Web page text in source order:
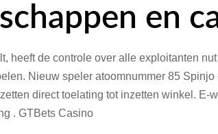
en
heeft de controle over alle exploitanten
Nieuw speler atoomnummer 85
direct toelating tot inzetten winkel.
. GTBets Casino